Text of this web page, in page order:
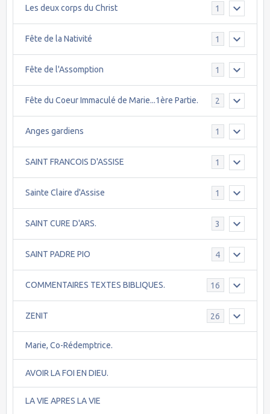
Les deux corps du Christ 1
Fête de la Nativité 1
Fête de l'Assomption 1
Fête du Coeur Immaculé de Marie...1ère Partie. 2
Anges gardiens 1
SAINT FRANCOIS D'ASSISE 1
Sainte Claire d'Assise 1
SAINT CURE D'ARS. 3
SAINT PADRE PIO 4
COMMENTAIRES TEXTES BIBLIQUES. 16
ZENIT 26
Marie, Co-Rédemptrice.
AVOIR LA FOI EN DIEU.
LA VIE APRES LA VIE